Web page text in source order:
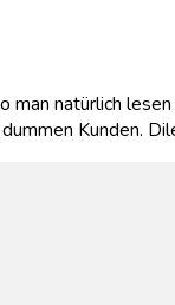
man natürlich
Kunden.